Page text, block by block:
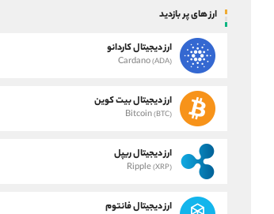
ارز های پر بازدید
ارز دیجیتال کاردانو
Cardano(ADA)
ارز دیجیتال بیت کوین
Bitcoin(BTC)
ارز دیجیتال ریپل
Ripple(XRP)
ارز دیجیتال فانتوم